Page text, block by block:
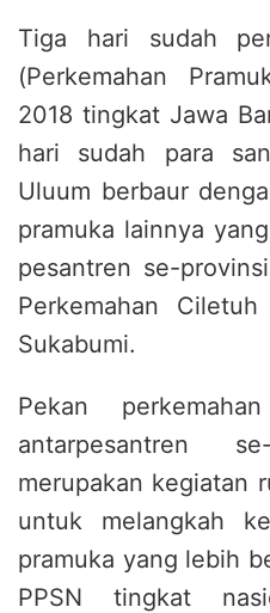
Tiga hari sudah
(Perkemahan
2018 tingkat Jawa
hari sudah para
Uluum berbaur
pramuka lainnya
pesantren se-
Perkemahan
Sukabumi.
Pekan
antarpesantren
merupakan kegiatan
untuk melangkah
pramuka yang lebih
PPSN tingkat